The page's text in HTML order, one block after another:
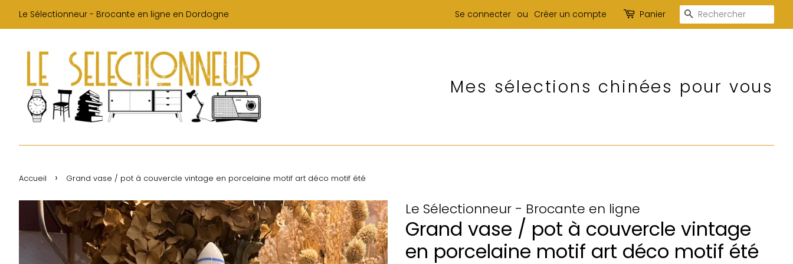
Le Sélectionneur - Brocante en ligne en Dordogne Se connecter ou Créer un compte Panier Recherche
Mes sélections chinées pour vous
Accueil › Grand vase / pot à couvercle vintage en porcelaine motif art déco motif été
Le Sélectionneur - Brocante en ligne
Grand vase / pot à couvercle vintage
en porcelaine motif art déco motif été